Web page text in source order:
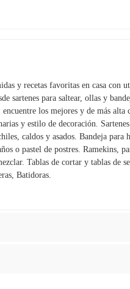
y recetas favoritas en casa con
sartenes para saltear, ollas y
los mejores y de más
y estilo de decoración.
caldos y asados. Bandeja
o pastel de postres. Ramekins,
Tablas de cortar y tablas de
Batidoras.